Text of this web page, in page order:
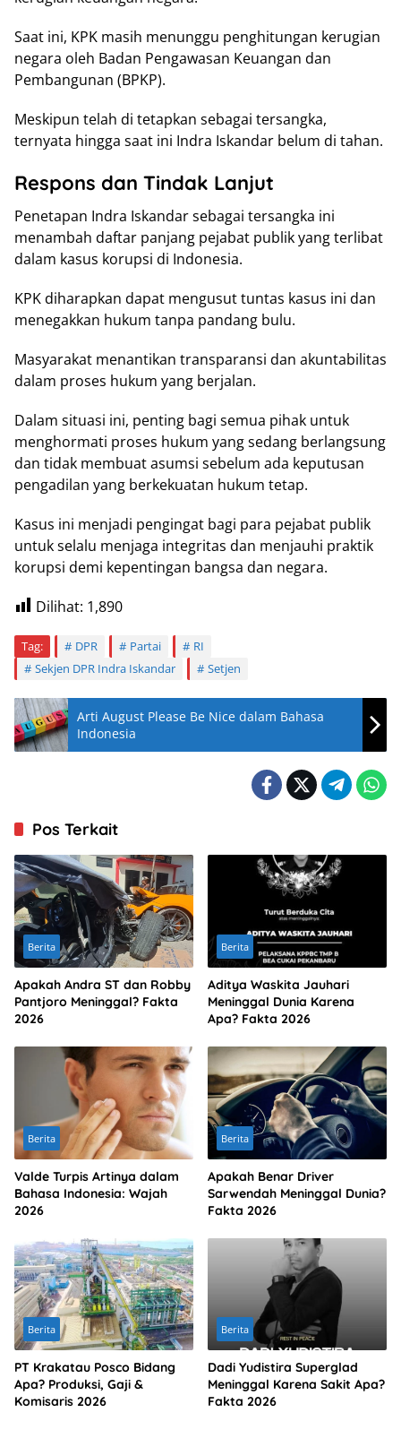
Saat ini, KPK masih menunggu penghitungan kerugian
negara oleh Badan Pengawasan Keuangan dan
Pembangunan (BPKP).
Meskipun telah di tetapkan sebagai tersangka,
ternyata hingga saat ini Indra Iskandar belum di tahan.
Respons dan Tindak Lanjut
Penetapan Indra Iskandar sebagai tersangka ini
menambah daftar panjang pejabat publik yang terlibat
dalam kasus korupsi di Indonesia.
KPK diharapkan dapat mengusut tuntas kasus ini dan
menegakkan hukum tanpa pandang bulu.
Masyarakat menantikan transparansi dan akuntabilitas
dalam proses hukum yang berjalan.
Dalam situasi ini, penting bagi semua pihak untuk
menghormati proses hukum yang sedang berlangsung
dan tidak membuat asumsi sebelum ada keputusan
pengadilan yang berkekuatan hukum tetap.
Kasus ini menjadi pengingat bagi para pejabat publik
untuk selalu menjaga integritas dan menjauhi praktik
korupsi demi kepentingan bangsa dan negara.
Dilihat: 1,890
Tag: DPR Partai
RI
Sekjen DPR Indra Iskandar
Setjen
Arti August Please Be Nice dalam Bahasa
Indonesia
Pos Terkait
Berita
Apakah Andra ST dan Robby
Pantjoro Meninggal? Fakta
2026
Berita
Aditya Waskita Jauhari
Meninggal Dunia Karena
Apa? Fakta 2026
Berita
Valde Turpis Artinya dalam
Bahasa Indonesia: Wajah
2026
Berita
Apakah Benar Driver
Sarwendah Meninggal Dunia?
Fakta 2026
Berita
PT Krakatau Posco Bidang
Apa? Produksi, Gaji &
Komisaris 2026
Berita
Dadi Yudistira Superglad
Meninggal Karena Sakit Apa?
Fakta 2026